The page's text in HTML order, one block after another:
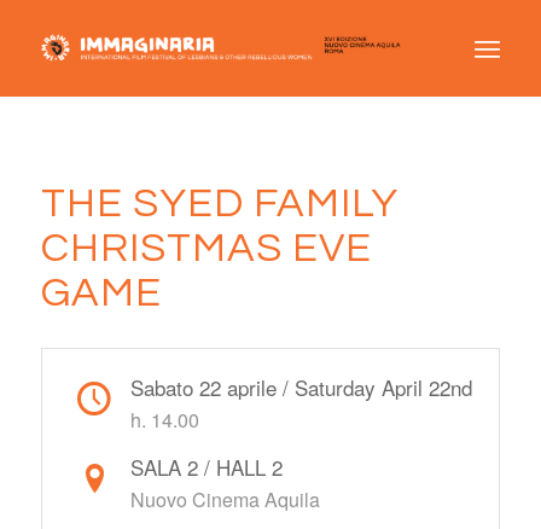
THE SYED FAMILY
CHRISTMAS EVE
GAME
Sabato 22 aprile / Saturday April 22nd
h. 14.00
SALA 2 / HALL 2
Nuovo Cinema Aquila